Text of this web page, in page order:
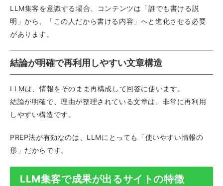
LLM集客を意識する場合、コンテンツは「誰でも書ける説
明」から、「この人だから書ける内容」へと進化させる必要
があります。
結論が明確で再利用しやすい文章構造
LLMは、情報をそのまま再構成して回答に使います。
結論が明確で、理由が整理されている文章は、非常に再利用
しやすい構造です。
PREP法が有効なのは、LLMにとっても「使いやすい情報の
形」だからです。
LLM集客で成果が出るサイトの特徴